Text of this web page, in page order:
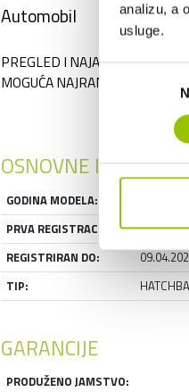
analizu, a
usluge.
Odabir
Automobil
PREGLED I NAJAM (MOGUĆE I
MOGUĆA NAJRANIJE OD
OSNOVNE
GODINA MODELA:
PRVA REGISTRACIJA:
2025
REGISTRIRAN DO:
TIP:
GARANCIJE
PRODUŽENO JAMSTVO: